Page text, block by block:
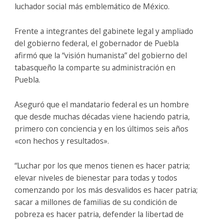
luchador social más emblemático de México.
Frente a integrantes del gabinete legal y ampliado
del gobierno federal, el gobernador de Puebla
afirmó que la “visión humanista” del gobierno del
tabasqueño la comparte su administración en
Puebla.
Aseguró que el mandatario federal es un hombre
que desde muchas décadas viene haciendo patria,
primero con conciencia y en los últimos seis años
«con hechos y resultados».
“Luchar por los que menos tienen es hacer patria;
elevar niveles de bienestar para todas y todos
comenzando por los más desvalidos es hacer patria;
sacar a millones de familias de su condición de
pobreza es hacer patria, defender la libertad de